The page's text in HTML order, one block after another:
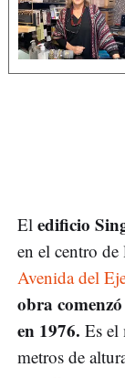
El edificio
en el centro de
Avenida del
obra
en 1976. Es el
metros de